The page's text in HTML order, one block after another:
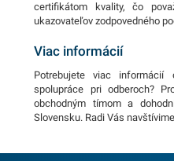
certifikátom kvality, čo
ukazovateľov zodpovedného
Viac informácií
Potrebujete viac informácií
spolupráce pri odberoch?
obchodným tímom a
Slovensku. Radi Vás